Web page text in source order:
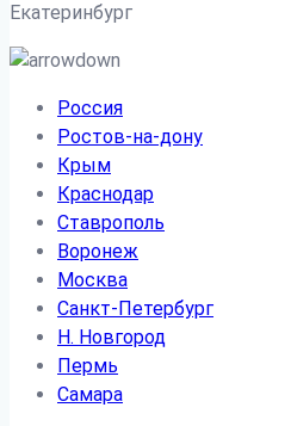
Екатеринбург
Россия
Ростов-на-дону
Крым
Краснодар
Ставрополь
Воронеж
Москва
Санкт-Петербург
Н. Новгород
Пермь
Самара